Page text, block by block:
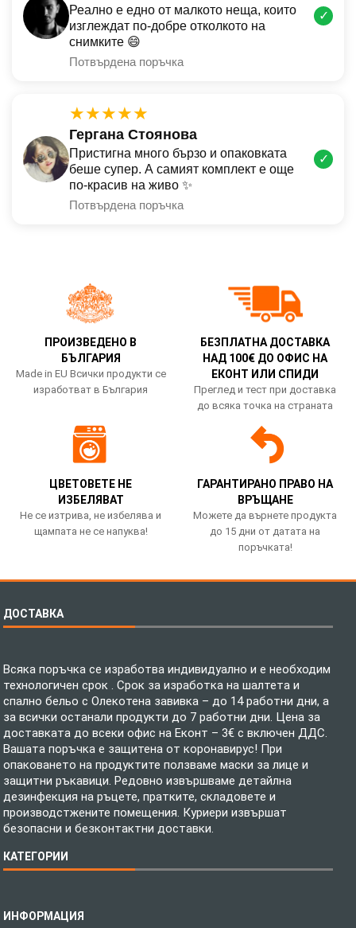
Реално е едно от малкото неща, които
изглеждат по-добре отколкото на
снимките 😄
Потвърдена поръчка
✓
★★★★★
Гергана Стоянова
Пристигна много бързо и опаковката
беше супер. А самият комплект е още
по-красив на живо ✨
Потвърдена поръчка
✓
ПРОИЗВЕДЕНО В
БЪЛГАРИЯ
Made in EU Всички продукти се
изработват в България
БЕЗПЛАТНА ДОСТАВКА
НАД 100€ ДО ОФИС НА
ЕКОНТ ИЛИ СПИДИ
Преглед и тест при доставка
до всяка точка на страната
ЦВЕТОВЕТЕ НЕ
ИЗБЕЛЯВАТ
Не се изтрива, не избелява и
щампата не се напуква!
ГАРАНТИРАНО ПРАВО НА
ВРЪЩАНЕ
Можете да върнете продукта
до 15 дни от датата на
поръчката!
ДОСТАВКА
Всяка поръчка се изработва индивидуално и е необходим
технологичен срок . Срок за изработка на шалтета и
спално бельо с Олекотена завивка – до 14 работни дни, а
за всички останали продукти до 7 работни дни. Цена за
доставката до всеки офис на Еконт – 3€ с включен ДДС.
Вашата поръчка е защитена от коронавирус! При
опаковането на продуктите ползваме маски за лице и
защитни ръкавици. Редовно извършваме детайлна
дезинфекция на ръцете, пратките, складовете и
производстжените помещения. Куриери извършат
безопасни и безконтактни доставки.
КАТЕГОРИИ
Бебешки спални комплекти
ИНФОРМАЦИЯ